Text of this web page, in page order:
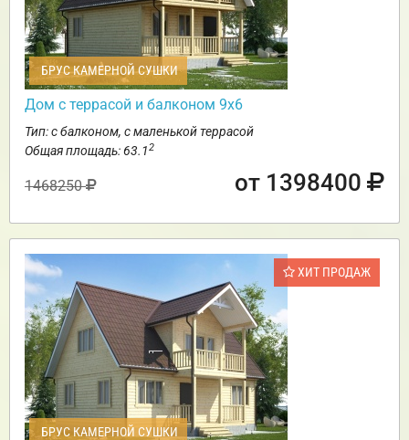
БРУС КАМЕРНОЙ СУШКИ
Дом с террасой и балконом 9х6
Тип: с балконом, с маленькой террасой
Общая площадь: 63.12
1468250 от 1398400
ХИТ ПРОДАЖ
БРУС КАМЕРНОЙ СУШКИ